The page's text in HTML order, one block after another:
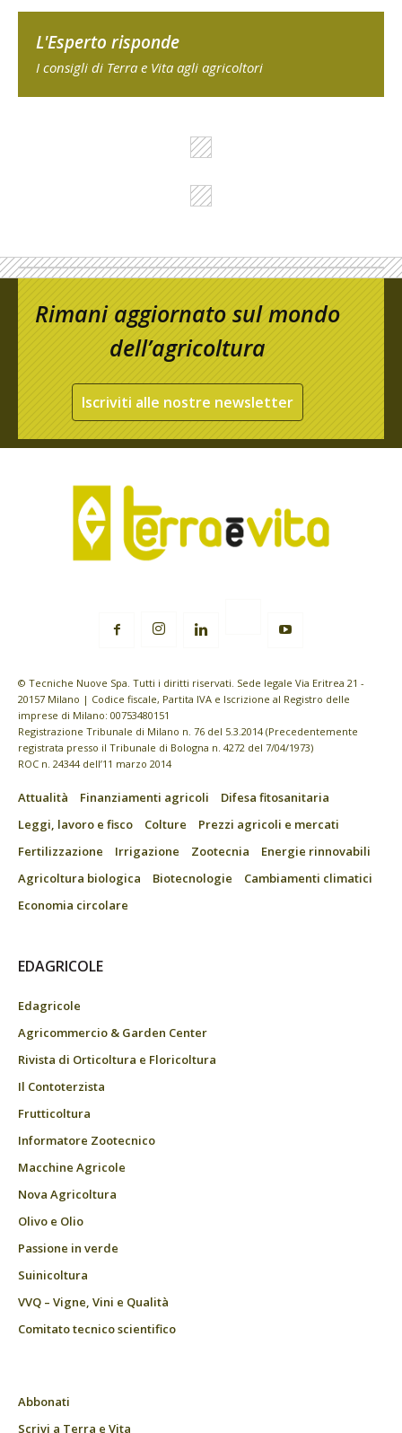
L'Esperto risponde
I consigli di Terra e Vita agli agricoltori
Rimani aggiornato sul mondo
dell’agricoltura
Iscriviti alle nostre newsletter
© Tecniche Nuove Spa. Tutti i diritti riservati. Sede legale Via Eritrea 21 -
20157 Milano | Codice fiscale, Partita IVA e Iscrizione al Registro delle
imprese di Milano: 00753480151
Registrazione Tribunale di Milano n. 76 del 5.3.2014 (Precedentemente
registrata presso il Tribunale di Bologna n. 4272 del 7/04/1973)
ROC n. 24344 dell’11 marzo 2014
Attualità Finanziamenti agricoli
Difesa fitosanitaria
Leggi, lavoro e fisco
Colture
Prezzi agricoli e mercati
Fertilizzazione
Irrigazione Zootecnia
Energie rinnovabili
Agricoltura biologica
Biotecnologie
Cambiamenti climatici
Economia circolare
EDAGRICOLE
Edagricole
Agricommercio & Garden Center
Rivista di Orticoltura e Floricoltura
Il Contoterzista
Frutticoltura
Informatore Zootecnico
Macchine Agricole
Nova Agricoltura
Olivo e Olio
Passione in verde
Suinicoltura
VVQ – Vigne, Vini e Qualità
Comitato tecnico scientifico
Abbonati
Scrivi a Terra e Vita